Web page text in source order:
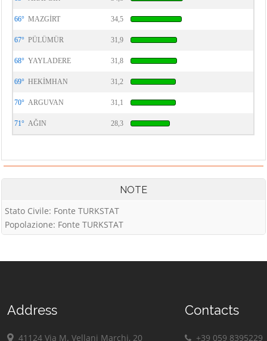
66° MAZGİRT 34,5
67° PÜLÜMÜR 31,9
68° YAYLADERE 31,8
69° HEKİMHAN 31,2
70° ARGUVAN 31,1
71° AĞIN 28,3
NOTE
Stato Civile: Fonte TURKSTAT
Popolazione: Fonte TURKSTAT
Address
41124 Via M. Vellani Marchi, 20
Contacts
+39 059 8395229